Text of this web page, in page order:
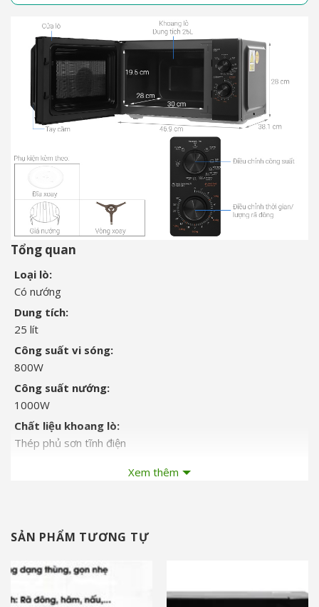
Tổng quan
Loại lò:
Có nướng
Dung tích:
25 lít
Công suất vi sóng:
800W
Công suất nướng:
1000W
Chất liệu khoang lò:
Thép phủ sơn tĩnh điện
Năm ra mắt:
Xem thêm
SẢN PHẨM TƯƠNG TỰ